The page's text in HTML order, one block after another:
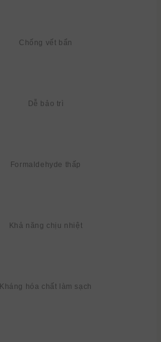
Chống vết bẩn
Dễ bảo trì
Formaldehyde thấp
Khả năng chịu nhiệt
Kháng hóa chất làm sạch